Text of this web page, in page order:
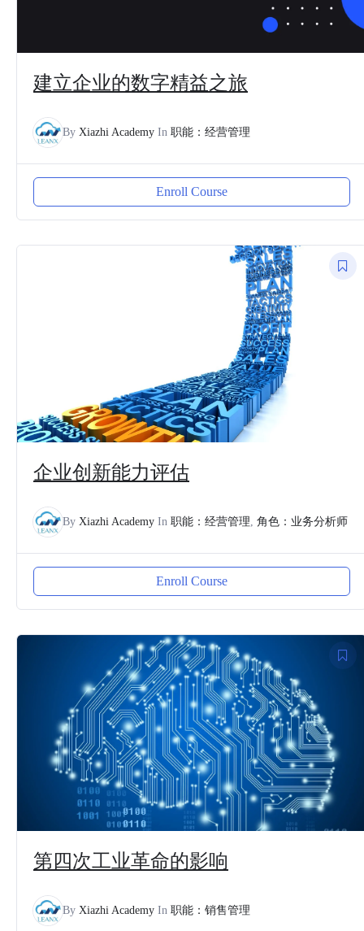
建立企业的数字精益之旅
By Xiazhi Academy In 职能：经营管理
Enroll Course
企业创新能力评估
By Xiazhi Academy In 职能：经营管理 角色：业务分析师
Enroll Course
第四次工业革命的影响
By Xiazhi Academy In 职能：销售管理